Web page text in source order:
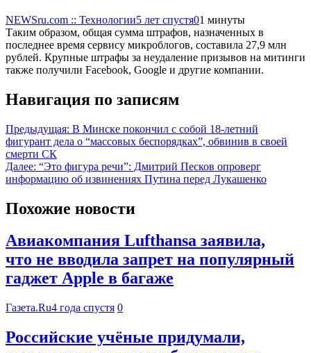
NEWSru.com :: Технологии5 лет спустя01 минуты
Таким образом, общая сумма штрафов, назначенных в
последнее время сервису микроблогов, составила 27,9 млн
рублей. Крупные штрафы за неудаление призывов на митинги
также получили Facebook, Google и другие компании.
Навигация по записям
Предыдущая: В Минске покончил с собой 18-летний
фигурант дела о “массовых беспорядках”, обвинив в своей
смерти СК
Далее: “Это фигура речи”: Дмитрий Песков опроверг
информацию об извинениях Путина перед Лукашенко
Похожие новости
Авиакомпания Lufthansa заявила,
что не вводила запрет на популярный
гаджет Apple в багаже
Газета.Ru4 года спустя 0
Российские учёные придумали,